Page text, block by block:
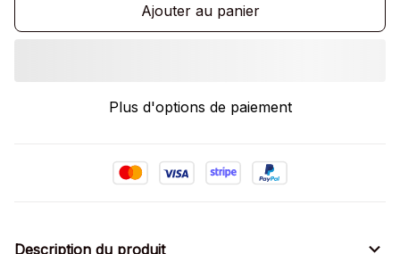
Ajouter au panier
Plus d'options de paiement
Description du produit